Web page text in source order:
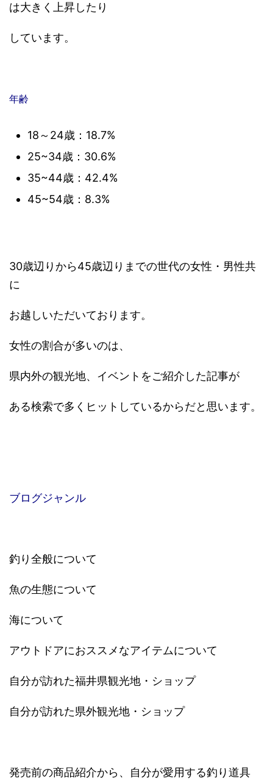
は大きく上昇したり
しています。
年齢
18～24歳：18.7%
25~34歳：30.6%
35~44歳：42.4%
45~54歳：8.3%
30歳辺りから45歳辺りまでの世代の女性・男性共
に
お越しいただいております。
女性の割合が多いのは、
県内外の観光地、イベントをご紹介した記事が
ある検索で多くヒットしているからだと思います。
ブログジャンル
釣り全般について
魚の生態について
海について
アウトドアにおススメなアイテムについて
自分が訪れた福井県観光地・ショップ
自分が訪れた県外観光地・ショップ
発売前の商品紹介から、自分が愛用する釣り道具